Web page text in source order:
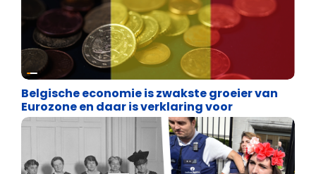
Binnenland politiek
Belgische economie is zwakste groeier van
Eurozone en daar is verklaring voor